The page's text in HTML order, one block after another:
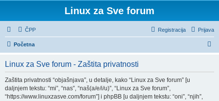
Linux za Sve forum
ČPP Prijava
Registracija
Početna
Linux za Sve forum - Zaštita privatnosti
Zaštita privatnosti “objašnjava”, u detalje, kako “Linux za Sve forum” [u
daljnjem tekstu: “mi”, “nas”, “naš(a/e/i/u)”, “Linux za Sve forum”,
“https://www.linuxzasve.com/forum”] i phpBB [u daljnjem tekstu: “oni”, “njih”,